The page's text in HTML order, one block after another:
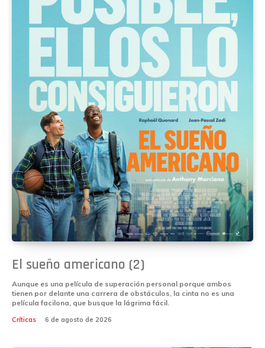
El sueño americano (2)
Aunque es una película de superación personal porque ambos
tienen por delante una carrera de obstáculos, la cinta no es una
película facilona, que busque la lágrima fácil.
Críticas 6 de agosto de 2026